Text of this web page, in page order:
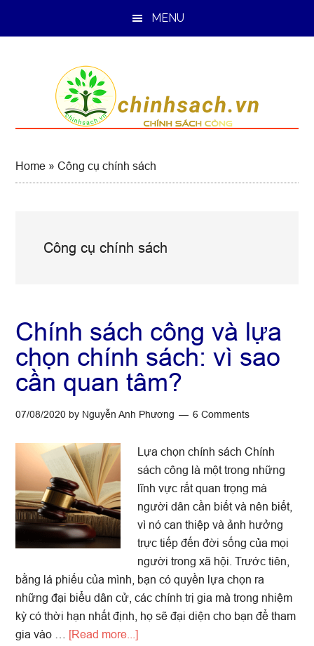
MENU
Home »Công cụ chính sách
Công cụ chính sách
Chính sách công và lựa
chọn chính sách: vì sao
cần quan tâm?
07/08/2020 by Nguyễn Anh Phương 6 Comments
Lựa chọn chính sách Chính
sách công là một trong những
lĩnh vực rất quan trọng mà
người dân cần biết và nên biết,
vì nó can thiệp và ảnh hưởng
trực tiếp đến đời sống của mọi
người trong xã hội. Trước tiên,
bằng lá phiếu của mình, bạn có quyền lựa chọn ra
những đại biểu dân cử, các chính trị gia mà trong nhiệm
kỳ có thời hạn nhất định, họ sẽ đại diện cho bạn để tham
gia vào … [Read more...]about